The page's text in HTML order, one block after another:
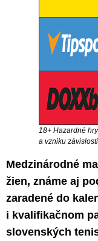
18+ Hazardné
a vzniku
Medzinárodné
žien, známe aj
zaradené do
i kvalifikačnom
slovenských